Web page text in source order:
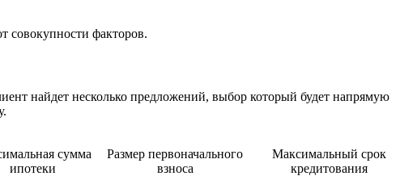
совокупности факторов.
найдет несколько предложений, выбор который будет напрямую
сумма
ипотеки
Размер первоначального
взноса
Максимальный срок
кредитования